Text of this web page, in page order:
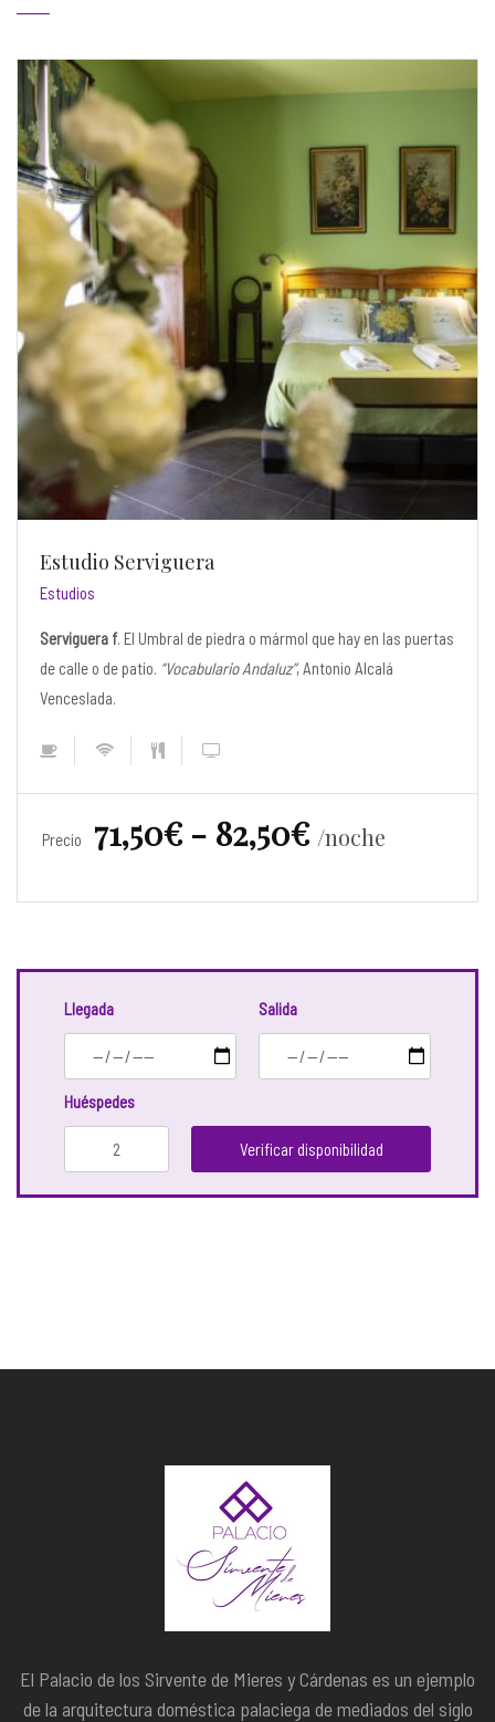
Estudio Serviguera
Estudios
Serviguera f. El Umbral de piedra o mármol que hay en las puertas
de calle o de patio. “Vocabulario Andaluz”, Antonio Alcalá
Venceslada.
Precio 71,50€ - 82,50€ noche
Llegada Salida
Huéspedes
El Palacio de los Sirvente de Mieres y Cárdenas es un ejemplo
de la arquitectura doméstica palaciega de mediados del siglo